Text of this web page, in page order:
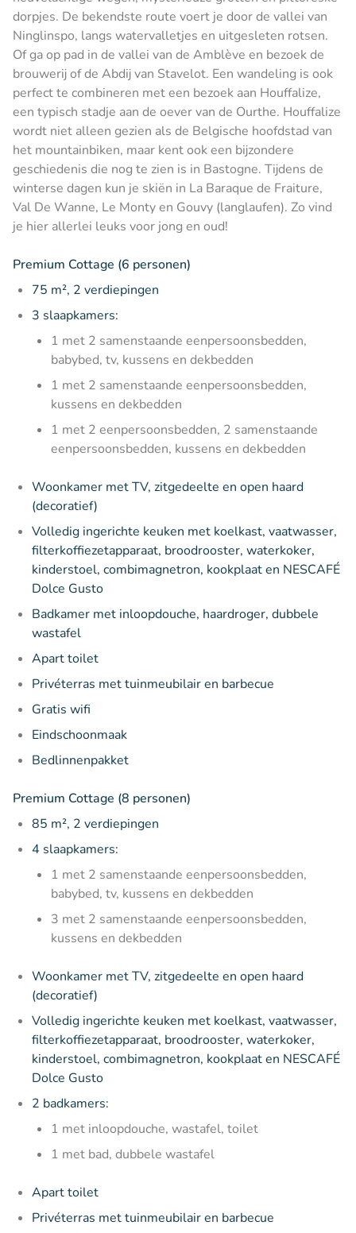
dorpjes. De bekendste route voert je door de vallei van
Ninglinspo, langs watervalletjes en uitgesleten rotsen.
Of ga op pad in de vallei van de Amblève en bezoek de
brouwerij of de Abdij van Stavelot. Een wandeling is ook
perfect te combineren met een bezoek aan Houffalize,
een typisch stadje aan de oever van de Ourthe. Houffalize
wordt niet alleen gezien als de Belgische hoofdstad van
het mountainbiken, maar kent ook een bijzondere
geschiedenis die nog te zien is in Bastogne. Tijdens de
winterse dagen kun je skiën in La Baraque de Fraiture,
Val De Wanne, Le Monty en Gouvy (langlaufen). Zo vind
je hier allerlei leuks voor jong en oud!
Premium Cottage (6 personen)
75 m², 2 verdiepingen
3 slaapkamers:
1 met 2 samenstaande eenpersoonsbedden,
babybed, tv, kussens en dekbedden
1 met 2 samenstaande eenpersoonsbedden,
kussens en dekbedden
1 met 2 eenpersoonsbedden, 2 samenstaande
eenpersoonsbedden, kussens en dekbedden
Woonkamer met TV, zitgedeelte en open haard
(decoratief)
Volledig ingerichte keuken met koelkast, vaatwasser,
filterkoffiezetapparaat, broodrooster, waterkoker,
kinderstoel, combimagnetron, kookplaat en NESCAFÉ
Dolce Gusto
Badkamer met inloopdouche, haardroger, dubbele
wastafel
Apart toilet
Privéterras met tuinmeubilair en barbecue
Gratis wifi
Eindschoonmaak
Bedlinnenpakket
Premium Cottage (8 personen)
85 m², 2 verdiepingen
4 slaapkamers:
1 met 2 samenstaande eenpersoonsbedden,
babybed, tv, kussens en dekbedden
3 met 2 samenstaande eenpersoonsbedden,
kussens en dekbedden
Woonkamer met TV, zitgedeelte en open haard
(decoratief)
Volledig ingerichte keuken met koelkast, vaatwasser,
filterkoffiezetapparaat, broodrooster, waterkoker,
kinderstoel, combimagnetron, kookplaat en NESCAFÉ
Dolce Gusto
2 badkamers:
1 met inloopdouche, wastafel, toilet
1 met bad, dubbele wastafel
Apart toilet
Privéterras met tuinmeubilair en barbecue